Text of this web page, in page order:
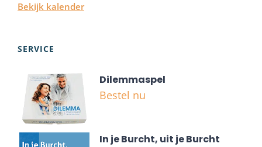
Bekijk kalender
SERVICE
Dilemmaspel
Bestel nu
In je Burcht, uit je Burcht